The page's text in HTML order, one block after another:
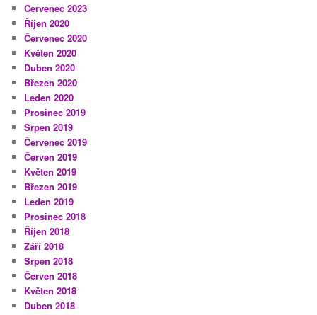
Červenec 2023
Říjen 2020
Červenec 2020
Květen 2020
Duben 2020
Březen 2020
Leden 2020
Prosinec 2019
Srpen 2019
Červenec 2019
Červen 2019
Květen 2019
Březen 2019
Leden 2019
Prosinec 2018
Říjen 2018
Září 2018
Srpen 2018
Červen 2018
Květen 2018
Duben 2018